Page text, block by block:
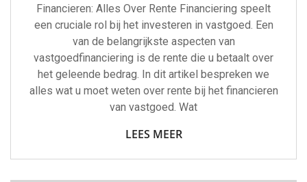
Financieren: Alles Over Rente Financiering speelt
een cruciale rol bij het investeren in vastgoed. Een
van de belangrijkste aspecten van
vastgoedfinanciering is de rente die u betaalt over
het geleende bedrag. In dit artikel bespreken we
alles wat u moet weten over rente bij het financieren
van vastgoed. Wat
LEES MEER